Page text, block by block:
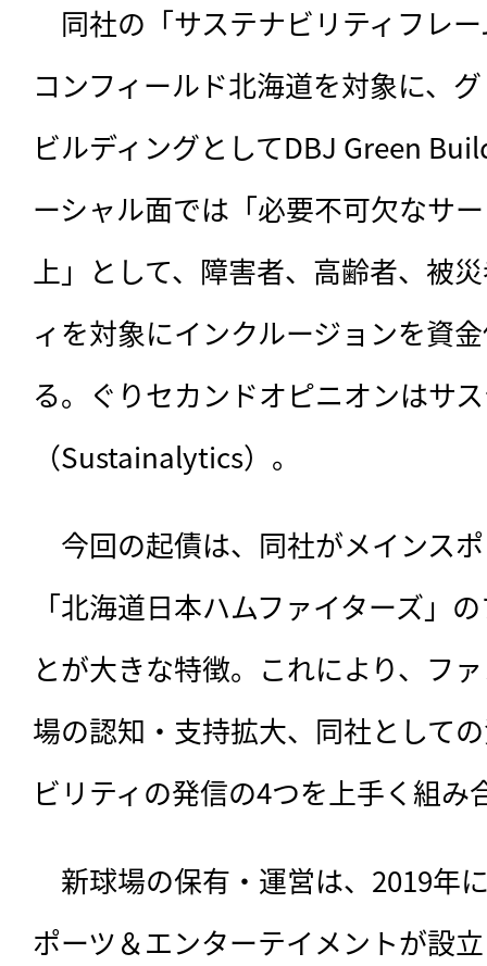
同社の「サステナビリティフレ
コンフィールド北海道を対象に、
ビルディングとしてDBJ Green
ーシャル面では「必要不可欠なサ
上」として、障害者、高齢者、被
ィを対象にインクルージョンを資
る。ぐりセカンドオピニオンはサ
（Sustainalytics）。
今回の起債は、同社がメインス
「北海道日本ハムファイターズ」
とが大きな特徴。これにより、フ
場の認知・支持拡大、同社として
ビリティの発信の4つを上手く組み
新球場の保有・運営は、2019年
ポーツ＆エンターテイメントが設